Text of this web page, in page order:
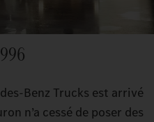
Trucks est arrivé
n’a cessé de poser des